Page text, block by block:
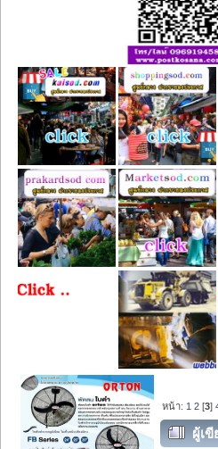
หน้า: 1 2 [3]
ผู้เ